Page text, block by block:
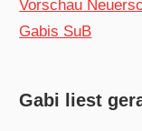
Vorschau
Gabis SuB
Gabi liest